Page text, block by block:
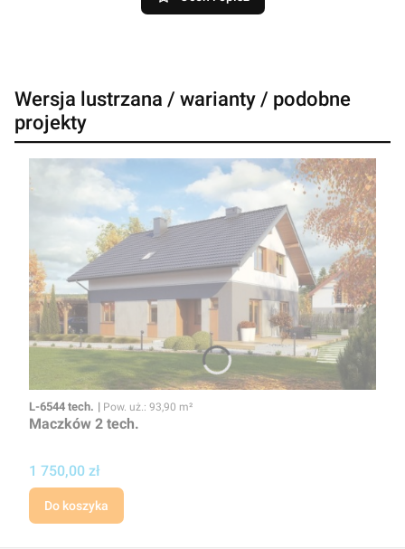
Wersja lustrzana / warianty / podobne
projekty
Kod
L-6544 tech. Powierzchnia użytkowa
Pow. uż.: 93,90 m²
Maczków 2 tech.
Cena projektu
1 750,00 zł
Do koszyka